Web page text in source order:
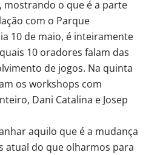
o que é a parte
com o Parque
10 de maio, é inteiramente
quais 10 oradores falam das
de jogos. Na quinta
os workshops com
Dani Catalina e Josep
aquilo que é a mudança
atual do que olharmos para